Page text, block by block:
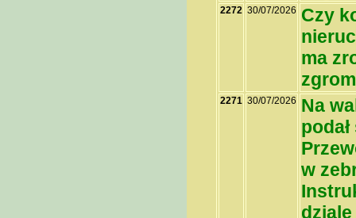
2272 30/07/2026 Czy
ma
2271 30/07/2026 Na
w